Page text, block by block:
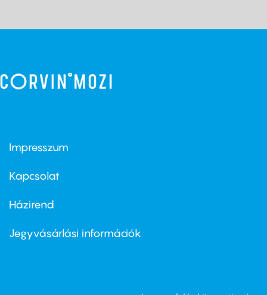
Footer
first
Impresszum
Kapcsolat
Footer
second
Házirend
Jegyvásárlási információk